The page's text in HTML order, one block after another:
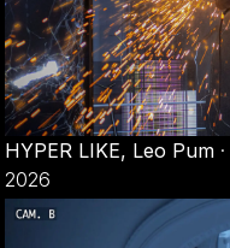
HYPER LIKE, Leo Pum ·
2026